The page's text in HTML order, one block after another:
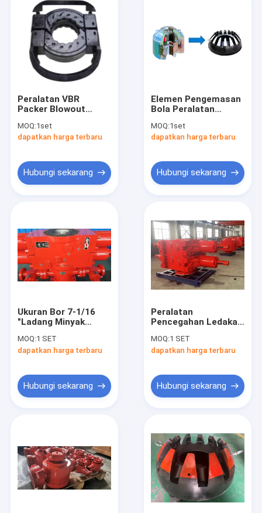
Video
Tentang Kami
Peralatan VBR
Packer Blowout
Rubber Seal Standar
API Untuk
MOQ:1set
dapatkan harga terbaru
Hubungi sekarang
Elemen Pengemasan
Bola Peralatan
Standar API Untuk
Pengeboran Minyak
MOQ:1set
dapatkan harga terbaru
Hubungi sekarang
Ukuran Bor 7-1/16
"Ladang Minyak
Preventer Peralatan
Tipe ganda Ram BOP
MOQ:1 SET
dapatkan harga terbaru
Hubungi sekarang
Peralatan
Pencegahan Ledakan
Lapangan Minyak
BOP Ram Ganda
MOQ:1 SET
dapatkan harga terbaru
Hubungi sekarang